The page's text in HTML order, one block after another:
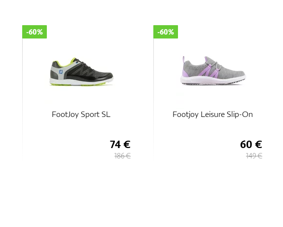
FootJoy Sport SL
-60%
74 €
186 €
Footjoy Leisure Slip-On
-60%
60 €
149 €